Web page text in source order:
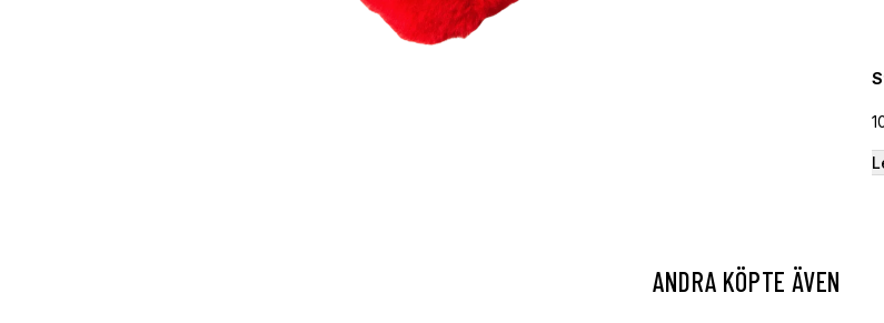
ANDRA KÖPTE ÄVEN